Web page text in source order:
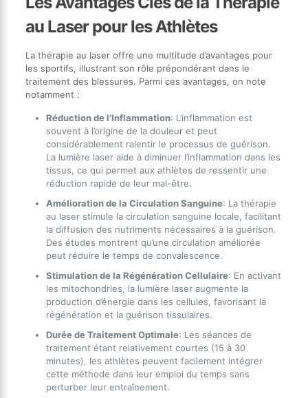
au Laser pour les Athlètes
La thérapie au laser offre une multitude d’avantages pour
les sportifs, illustrant son rôle prépondérant dans le
traitement des blessures. Parmi ces avantages, on note
notamment :
Réduction de l’Inflammation: L’inflammation est
souvent à l’origine de la douleur et peut
considérablement ralentir le processus de guérison.
La lumière laser aide à diminuer l’inflammation dans les
tissus, ce qui permet aux athlètes de ressentir une
réduction rapide de leur mal-être.
Amélioration de la Circulation Sanguine: La thérapie
au laser stimule la circulation sanguine locale, facilitant
la diffusion des nutriments nécessaires à la guérison.
Des études montrent qu’une circulation améliorée
peut réduire le temps de convalescence.
Stimulation de la Régénération Cellulaire: En activant
les mitochondries, la lumière laser augmente la
production d’énergie dans les cellules, favorisant la
régénération et la guérison tissulaires.
Durée de Traitement Optimale: Les séances de
traitement étant relativement courtes (15 à 30
minutes), les athlètes peuvent facilement intégrer
cette méthode dans leur emploi du temps sans
perturber leur entraînement.